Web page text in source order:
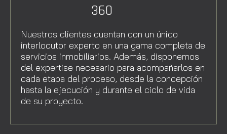
360
Nuestros clientes cuentan con un único
interlocutor experto en una gama completa de
servicios inmobiliarios. Además, disponemos
del expertise necesario para acompañarlos en
cada etapa del proceso, desde la concepción
hasta la ejecución y durante el ciclo de vida
de su proyecto.